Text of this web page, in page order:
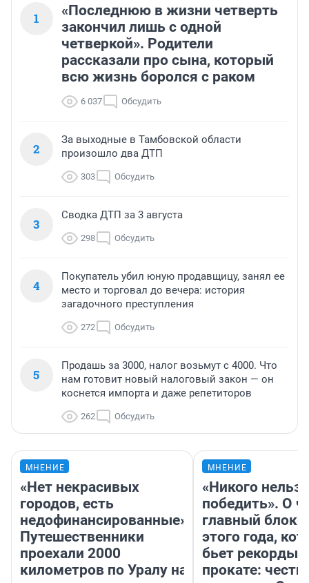
1
«Последнюю в жизни четверть
закончил лишь с одной
четверкой». Родители
рассказали про сына, который
всю жизнь боролся с раком
6 037 Обсудить
2
За выходные в Тамбовской области
произошло два ДТП
303 Обсудить
3
Сводка ДТП за 3 августа
298 Обсудить
4
Покупатель убил юную продавщицу, занял ее
место и торговал до вечера: история
загадочного преступления
272 Обсудить
5
Продашь за 3000, налог возьмут с 4000. Что
нам готовит новый налоговый закон — он
коснется импорта и даже репетиторов
262 Обсудить
МНЕНИЕ
«Нет некрасивых
городов, есть
недофинансированные».
Путешественники
проехали 2000
километров по Уралу на
МНЕНИЕ
«Никого нельзя
победить». О
главный
этого года,
бьет рекорды в
прокате: